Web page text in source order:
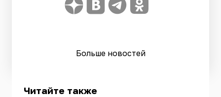
Больше новостей
Читайте также